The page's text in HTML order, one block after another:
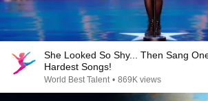
She Looked So Shy... Then Sang
Hardest Songs!
World Best Talent • 869K views